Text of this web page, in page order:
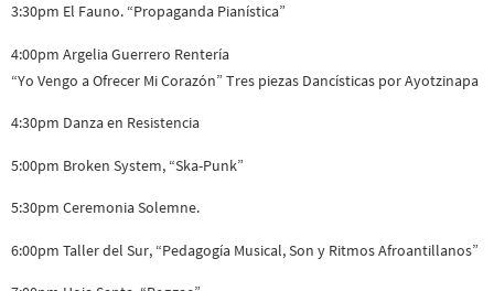
3:30pm El Fauno. “Propaganda Pianística”
4:00pm Argelia Guerrero Rentería
“Yo Vengo a Ofrecer Mi Corazón” Tres piezas Dancísticas por Ayotzinapa
4:30pm Danza en Resistencia
5:00pm Broken System, “Ska-Punk”
5:30pm Ceremonia Solemne.
6:00pm Taller del Sur, “Pedagogía Musical, Son y Ritmos Afroantillanos”